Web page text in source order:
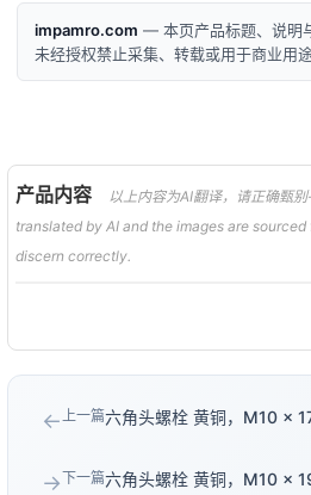
impamro.com — 本页产品标题、说明
未经授权禁止采集、转载或用于商业
产品内容
以上内容为AI翻译，请正确甄
translated by AI and the images are
discern correctly.
←上一篇六角头螺栓 黄铜，M10 ×
→下一篇六角头螺栓 黄铜，M10 ×